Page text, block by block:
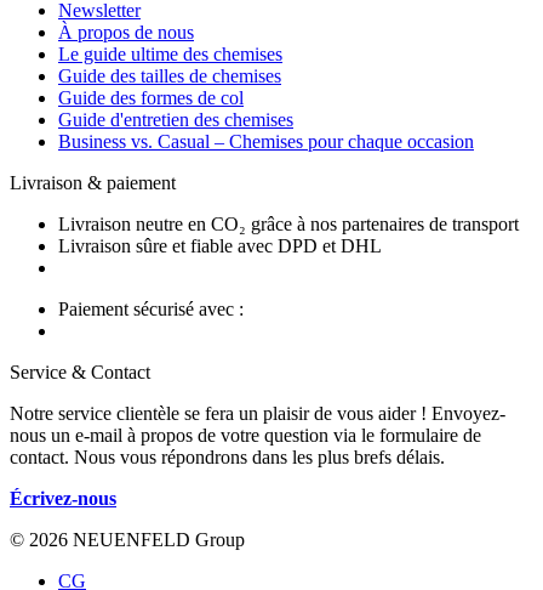
Newsletter
À propos de nous
Le guide ultime des chemises
Guide des tailles de chemises
Guide des formes de col
Guide d'entretien des chemises
Business vs. Casual – Chemises pour chaque occasion
Livraison & paiement
Livraison neutre en CO₂ grâce à nos partenaires de transport
Livraison sûre et fiable avec DPD et DHL
Paiement sécurisé avec :
Service & Contact
Notre service clientèle se fera un plaisir de vous aider ! Envoyez-
nous un e-mail à propos de votre question via le formulaire de
contact. Nous vous répondrons dans les plus brefs délais.
Écrivez-nous
© 2026 NEUENFELD Group
CG